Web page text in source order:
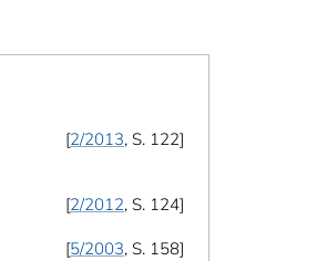
2/2013, S. 122
2/2012, S. 124
5/2003, S. 158